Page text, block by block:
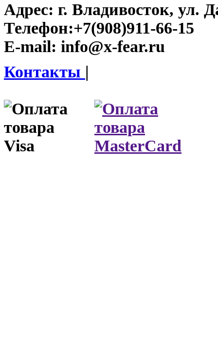
Адрес: г. Владивосток, ул.
Телефон:+7(908)911-66-15
E-mail: info@x-fear.ru
Контакты |